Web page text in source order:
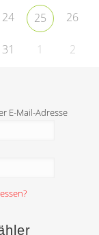
24 25 26
31 1 2
E-Mail-Adresse